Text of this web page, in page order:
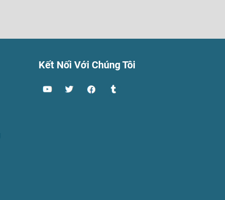
Kết Nối Với Chúng Tôi